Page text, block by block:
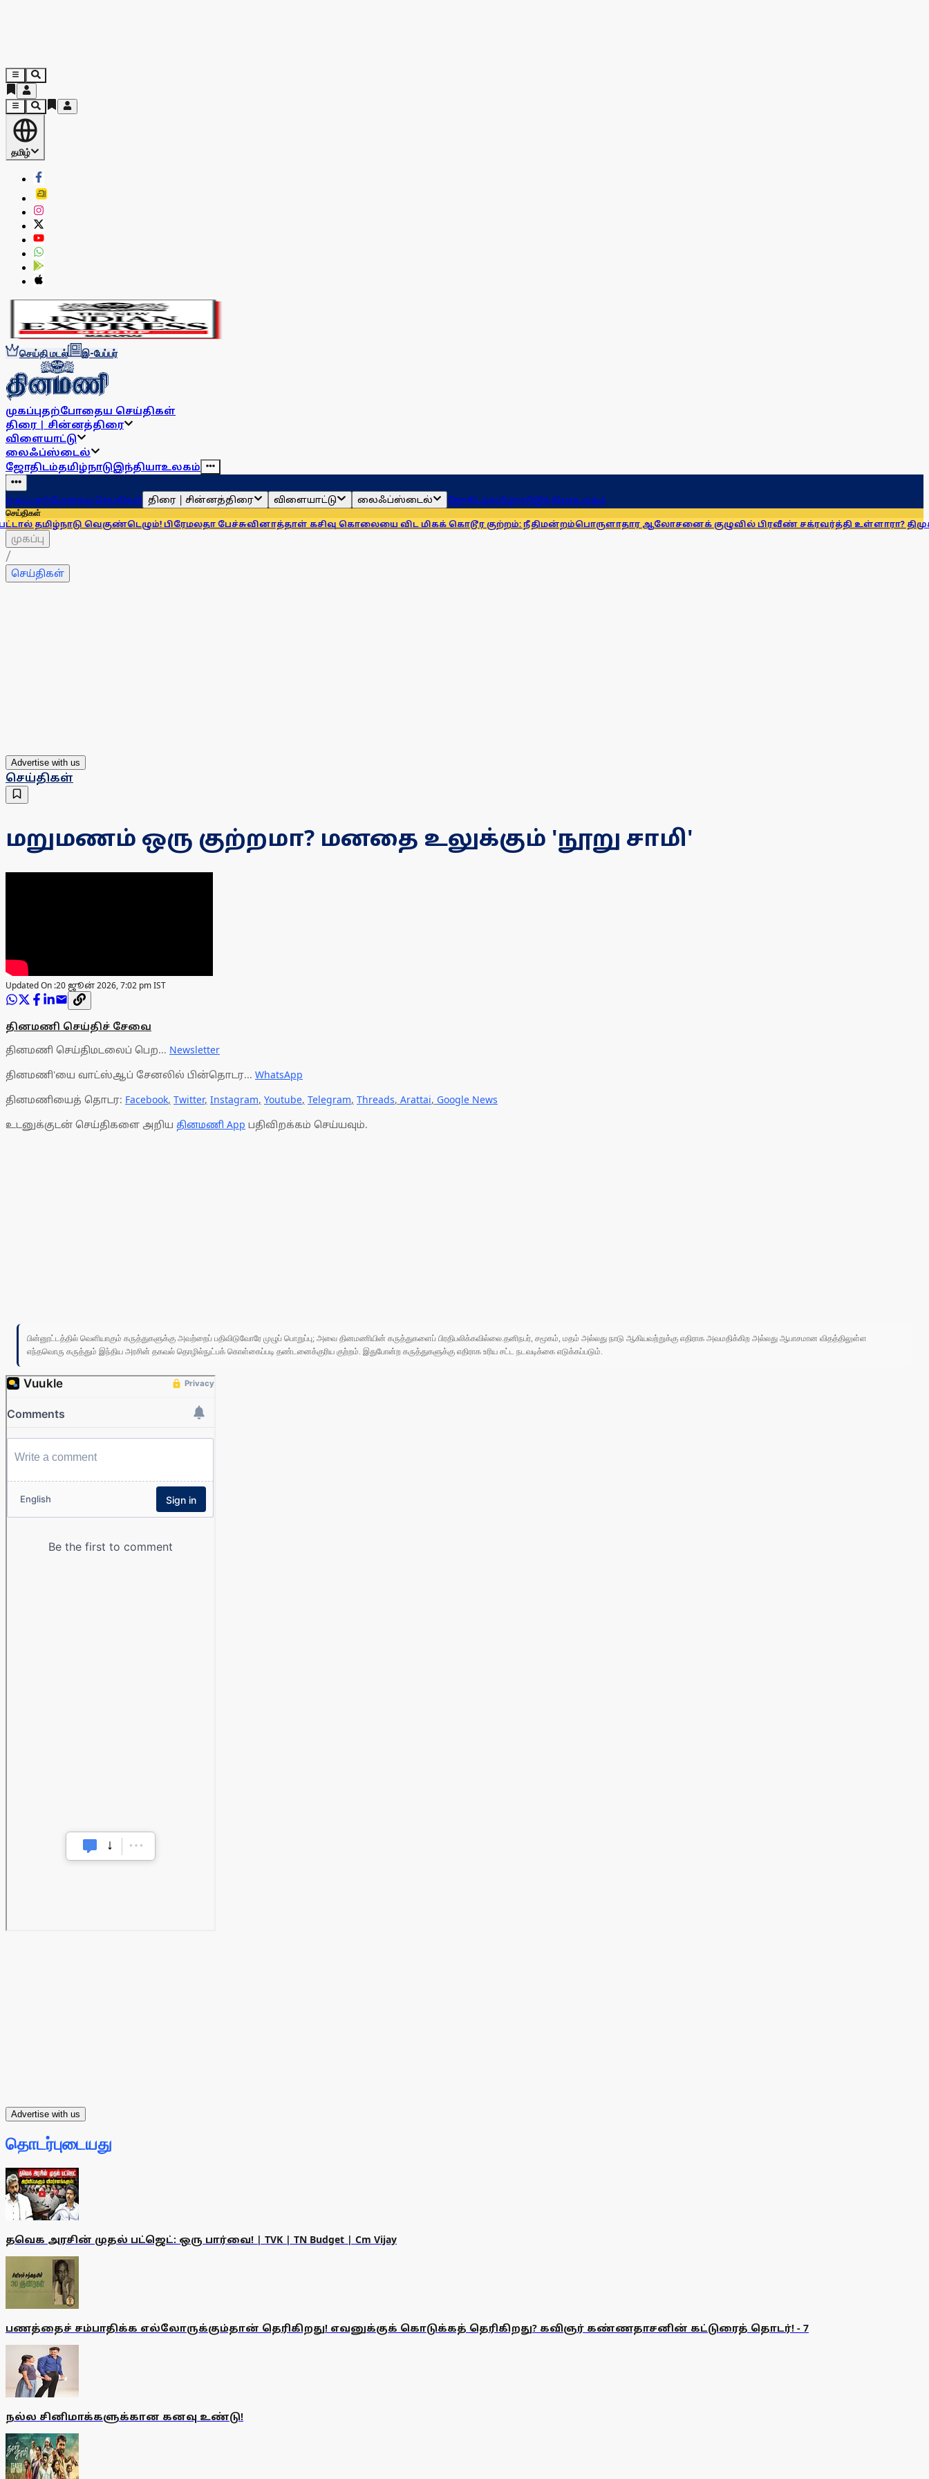
தமிழ்
செய்தி மடல் இ-பேப்பர்
முகப்புதற்போதைய செய்திகள்
திரை | சின்னத்திரை
விளையாட்டு
லைஃப்ஸ்டைல்
ஜோதிடம்தமிழ்நாடுஇந்தியாஉலகம்
முகப்புதற்போதைய செய்திகள் திரை | சின்னத்திரை விளையாட்டு லைஃப்ஸ்டைல் ஜோதிடம்தமிழ்நாடுஇந்தியாஉலகம்
செய்திகள்
வெகுண்டெழும்! பிரேமலதா பேச்சுவினாத்தாள் கசிவு கொலையை விட மிகக் கொடூர குற்றம்: நீதிமன்றம்பொருளாதார ஆலோசனைக் குழுவில் பிரவீண் சக்ரவர்த்தி உள்ளாரா? திமுக
முகப்பு
/
செய்திகள்
Advertise with us
செய்திகள்
மறுமணம் ஒரு குற்றமா? மனதை உலுக்கும் 'நூறு சாமி'
Updated On :20 ஜூன் 2026, 7:02 pm IST
தினமணி செய்திச் சேவை
தினமணி செய்திமடலைப் பெற... Newsletter
தினமணி'யை வாட்ஸ்ஆப் சேனலில் பின்தொடர... WhatsApp
தினமணியைத் தொடர: Facebook, Twitter, Instagram, Youtube, Telegram, Threads, Arattai, Google News
உடனுக்குடன் செய்திகளை அறிய தினமணி App பதிவிறக்கம் செய்யவும்.
பின்னூட்டத்தில் வெளியாகும் கருத்துகளுக்கு அவற்றைப் பதிவிடுவோரே முழுப் பொறுப்பு; அவை தினமணியின் கருத்துகளைப் பிரதிபலிக்கவில்லை.தனிநபர், சமூகம், மதம் அல்லது நாடு ஆகியவற்றுக்கு எதிராக அவமதிக்கிற அல்லது ஆபாசமான விதத்திலுள்ள
எந்தவொரு கருத்தும் இந்திய அரசின் தகவல் தொழில்நுட்பக் கொள்கைப்படி தண்டனைக்குரிய குற்றம். இதுபோன்ற கருத்துகளுக்கு எதிராக உரிய சட்ட நடவடிக்கை எடுக்கப்படும்.
Advertise with us
தொடர்புடையது
தவெக அரசின் முதல் பட்ஜெட்: ஒரு பார்வை! | TVK | TN Budget | Cm Vijay
பணத்தைச் சம்பாதிக்க எல்லோருக்கும்தான் தெரிகிறது! எவனுக்குக் கொடுக்கத் தெரிகிறது? கவிஞர் கண்ணதாசனின் கட்டுரைத் தொடர்! - 7
நல்ல சினிமாக்களுக்கான கனவு உண்டு!